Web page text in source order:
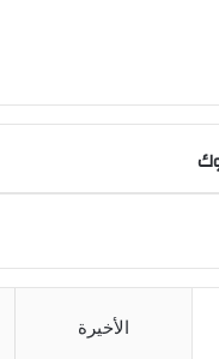
الأخيرة